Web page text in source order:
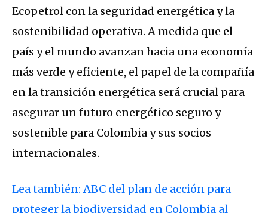
Ecopetrol con la seguridad energética y la
sostenibilidad operativa. A medida que el
país y el mundo avanzan hacia una economía
más verde y eficiente, el papel de la compañía
en la transición energética será crucial para
asegurar un futuro energético seguro y
sostenible para Colombia y sus socios
internacionales.
Lea también: ABC del plan de acción para
proteger la biodiversidad en Colombia al